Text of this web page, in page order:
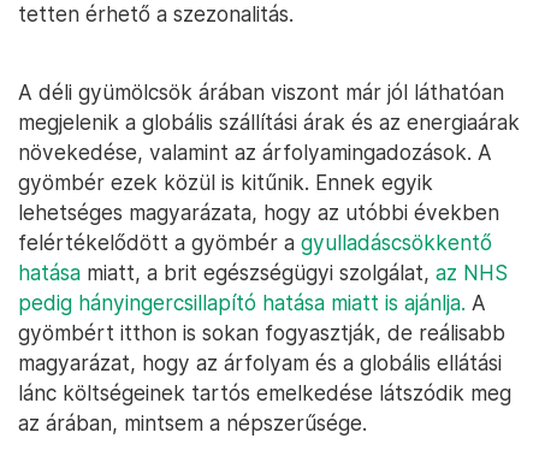
tetten érhető a szezonalitás.
A déli gyümölcsök árában viszont már jól láthatóan
megjelenik a globális szállítási árak és az energiaárak
növekedése, valamint az árfolyamingadozások. A
gyömbér ezek közül is kitűnik. Ennek egyik
lehetséges magyarázata, hogy az utóbbi években
felértékelődött a gyömbér a gyulladáscsökkentő
hatása miatt, a brit egészségügyi szolgálat, az NHS
pedig hányingercsillapító hatása miatt is ajánlja. A
gyömbért itthon is sokan fogyasztják, de reálisabb
magyarázat, hogy az árfolyam és a globális ellátási
lánc költségeinek tartós emelkedése látszódik meg
az árában, mintsem a népszerűsége.